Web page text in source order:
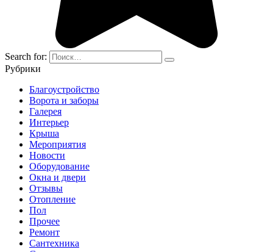
Search for:
Рубрики
Благоустройство
Ворота и заборы
Галерея
Интерьер
Крыша
Мероприятия
Новости
Оборудование
Окна и двери
Отзывы
Отопление
Пол
Прочее
Ремонт
Сантехника